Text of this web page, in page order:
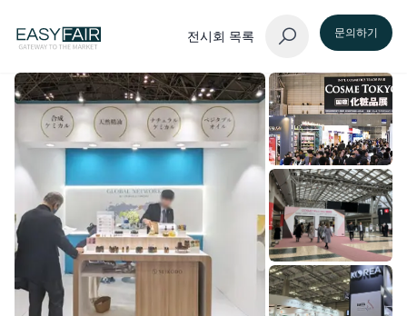
전시회 목록 문의하기